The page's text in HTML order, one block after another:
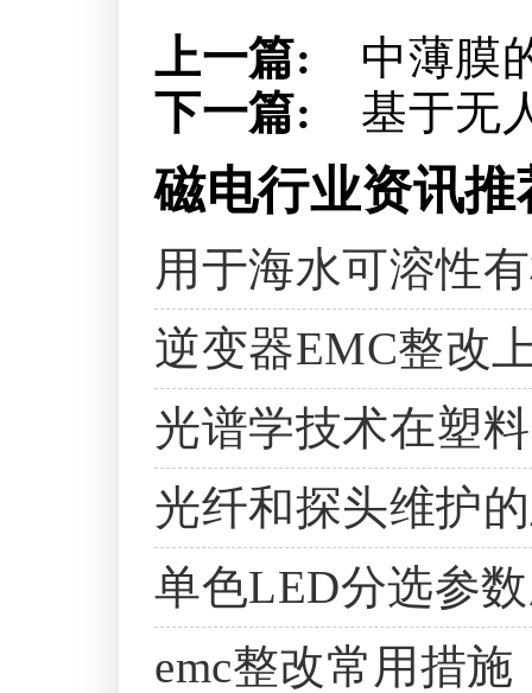
上一篇:
中薄膜
下一篇:
基于无
磁电行业资讯推
用于海水可溶性
逆变器EMC整改
光谱学技术在塑
光纤和探头维护
单色LED分选参
emc整改常用措施